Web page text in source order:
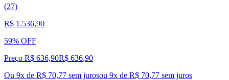
(27)
R$ 1.536,90
59% OFF
Preço R$ 636,90R$ 636,90
Ou 9x de R$ 70,77 sem jurosou 9x de R$ 70,77 sem juros